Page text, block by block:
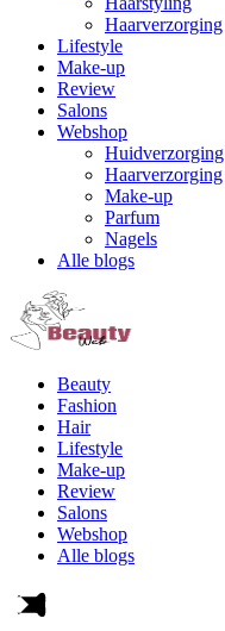
Haarverzorging
Lifestyle
Make-up
Review
Salons
Webshop
Huidverzorging
Haarverzorging
Make-up
Parfum
Nagels
Alle blogs
Beauty
Fashion
Hair
Lifestyle
Make-up
Review
Salons
Webshop
Alle blogs